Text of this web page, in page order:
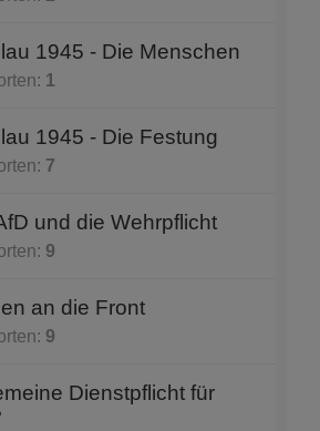
1945 - Die Menschen
1
1945 - Die Festung
7
und die Wehrpflicht
9
an die Front
9
Dienstpflicht für